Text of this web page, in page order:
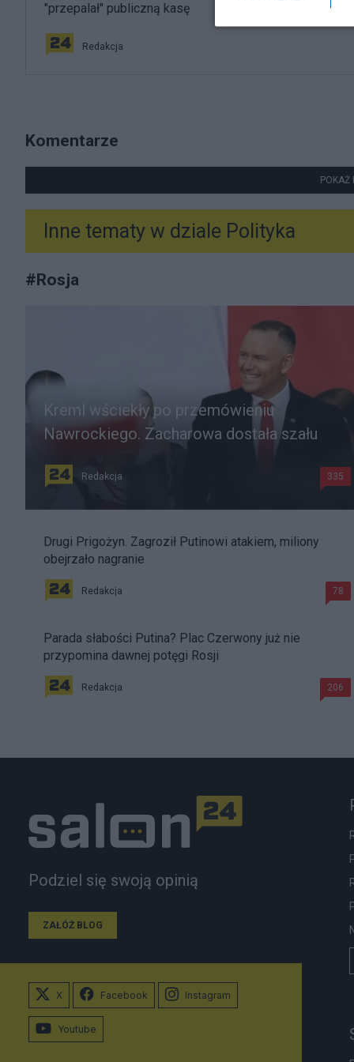
"przepalał" publiczną kasę
Redakcja
Komentarze
POKAŻ
Inne tematy w dziale Polityka
#Rosja
Kreml wściekły po przemówieniu
Nawrockiego. Zacharowa dostała szału
Redakcja 335
Drugi Prigożyn. Zagroził Putinowi atakiem, miliony
obejrzało nagranie
Redakcja 78
Parada słabości Putina? Plac Czerwony już nie
przypomina dawnej potęgi Rosji
Redakcja 206
Podziel się swoją opinią
ZAŁÓŻ BLOG
X Facebook Instagram
Youtube